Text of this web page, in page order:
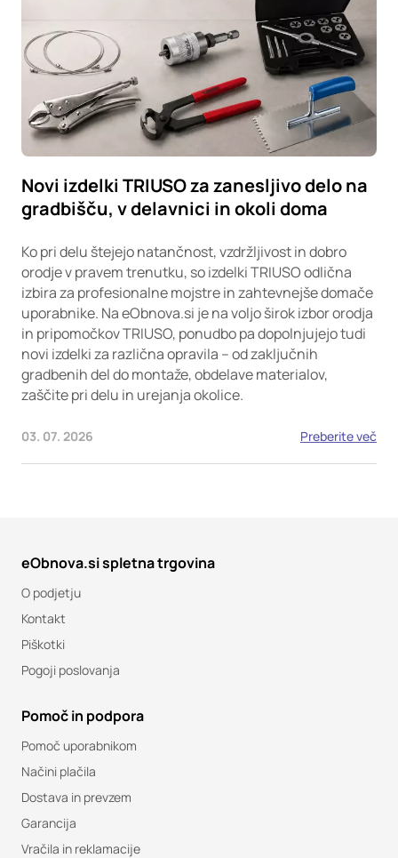
Novi izdelki TRIUSO za zanesljivo delo na
gradbišču, v delavnici in okoli doma
Ko pri delu štejejo natančnost, vzdržljivost in dobro
orodje v pravem trenutku, so izdelki TRIUSO odlična
izbira za profesionalne mojstre in zahtevnejše domače
uporabnike. Na eObnova.si je na voljo širok izbor orodja
in pripomočkov TRIUSO, ponudbo pa dopolnjujejo tudi
novi izdelki za različna opravila – od zaključnih
gradbenih del do montaže, obdelave materialov,
zaščite pri delu in urejanja okolice.
03. 07. 2026 Preberite več
eObnova.si spletna trgovina
O podjetju
Kontakt
Piškotki
Pogoji poslovanja
Pomoč in podpora
Pomoč uporabnikom
Načini plačila
Dostava in prevzem
Garancija
Vračila in reklamacije